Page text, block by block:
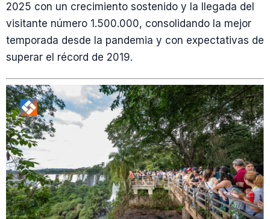
2025 con un crecimiento sostenido y la llegada del
visitante número 1.500.000, consolidando la mejor
temporada desde la pandemia y con expectativas de
superar el récord de 2019.